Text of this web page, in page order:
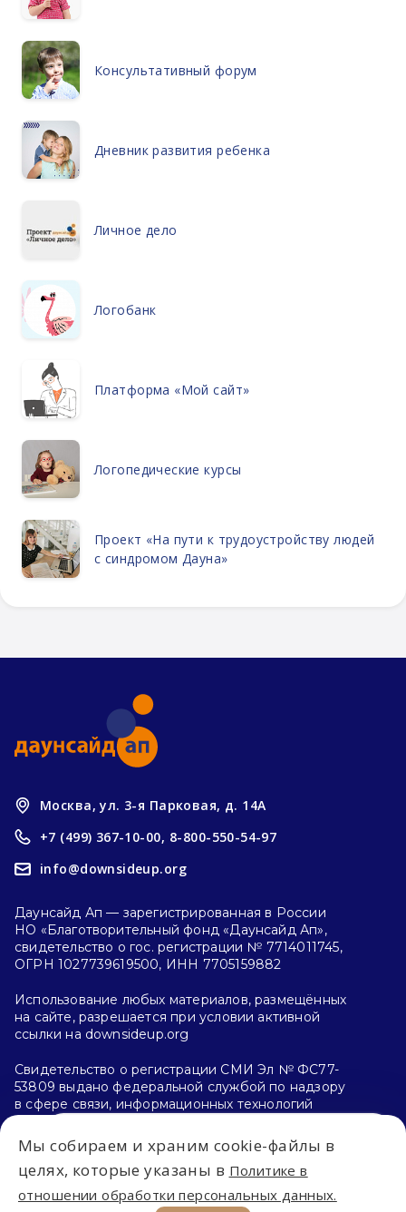
Консультативный форум
Дневник развития ребенка
Личное дело
Логобанк
Платформа «Мой сайт»
Логопедические курсы
Проект «На пути к трудоустройству людей
с синдромом Дауна»
Впервые на сайте?
С чего начать?
Москва, ул. 3-я Парковая, д. 14А
+7 (499) 367-10-00, 8-800-550-54-97
info@downsideup.org
Даунсайд Ап — зарегистрированная в России
НО «Благотворительный фонд «Даунсайд Ап»,
свидетельство о гос. регистрации № 7714011745,
ОГРН 1027739619500, ИНН 7705159882
Использование любых материалов, размещённых
на сайте, разрешается при условии активной
ссылки на downsideup.org
Свидетельство о регистрации СМИ Эл № ФС77-
53809 выдано федеральной службой по надзору
в сфере связи, информационных технологий
и массовых коммуникаций (Роскомнадзор)
26.04.2013 г.
Политика конфиденциальности
Мы собираем и храним cookie-файлы в
целях, которые указаны в Политике в
отношении обработки персональных данных.